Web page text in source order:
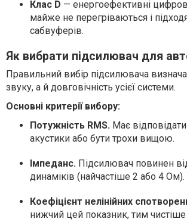
Клас D — енергоефективні
майже не перегріваються і
сабвуферів.
Як вибрати підсилювач для
Правильний вибір підсилювача
звуку, а й довговічність усієї системи.
Основні критерії вибору:
Потужність RMS. Має
акустики або бути трохи вищою.
Імпеданс. Підсилювач повинен
динаміків (найчастіше 2 або 4 Ом).
Коефіцієнт нелінійних
нижчий цей показник, тим чистіше